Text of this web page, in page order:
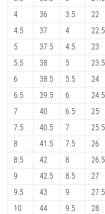
6
Upptäck
de
nya
Nike
Phantom
fotbollsskorna
–
precision,
kontroll
och
kraft
i
varje
beröring.
Perfekta
för
spelare
4
4.5
5
5.5
6
6.5
7
7.5
8
8.5
9
9.5
10
36
37
37.5
38
38.5
39.5
40
40.5
41.5
42
42.5
43
44
3.5
4
4.5
5
5.5
6
6.5
7
7.5
8
8.5
9
9.5
22
22.5
23
23.5
24
24.5
25
25.5
26
26.5
27
27.5
28